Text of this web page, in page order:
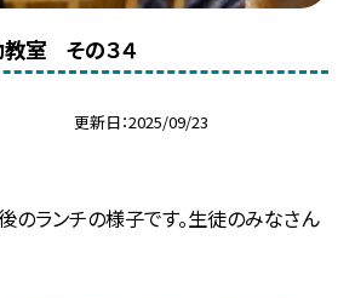
室 その３４
更新日 2025/09/23
ランチの様子です。生徒のみなさん